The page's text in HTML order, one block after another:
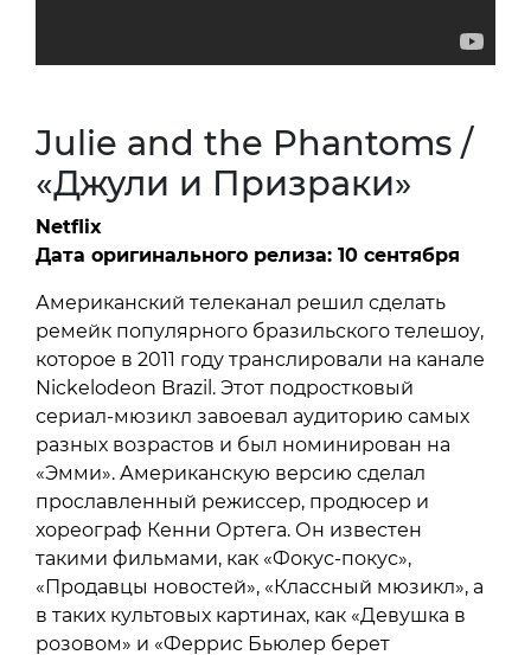
Julie and the Phantoms /
«Джули и Призраки»
Netflix
Дата оригинального релиза: 10 сентября
Американский телеканал решил сделать
ремейк популярного бразильского телешоу,
которое в 2011 году транслировали на канале
Nickelodeon Brazil. Этот подростковый
сериал-мюзикл завоевал аудиторию самых
разных возрастов и был номинирован на
«Эмми». Американскую версию сделал
прославленный режиссер, продюсер и
хореограф Кенни Ортега. Он известен
такими фильмами, как «Фокус-покус»,
«Продавцы новостей», «Классный мюзикл», а
в таких культовых картинах, как «Девушка в
розовом» и «Феррис Бьюлер берет